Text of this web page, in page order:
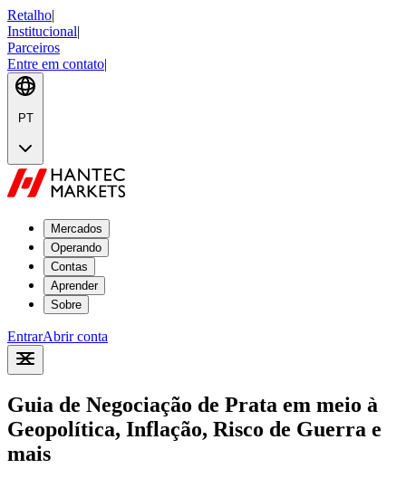
Retalho|
Institucional|
Parceiros
Entre em contato|
PT
Mercados
Operando
Contas
Aprender
Sobre
EntrarAbrir conta
Guia de Negociação de Prata em meio à
Geopolítica, Inflação, Risco de Guerra e
mais